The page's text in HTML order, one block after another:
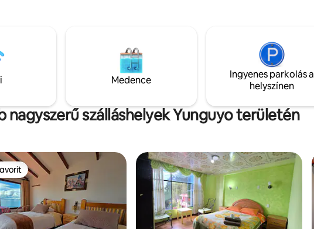
Medence
Ingyenes parkolás a
helyszínen
nagyszerű szálláshelyek Yunguyo területén